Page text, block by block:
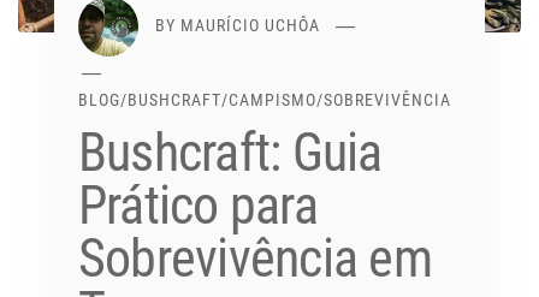
BY MAURÍCIO UCHÔA
BLOG/BUSHCRAFT/CAMPISMO/SOBREVIVÊNCIA
Bushcraft: Guia
Prático para
Sobrevivência em